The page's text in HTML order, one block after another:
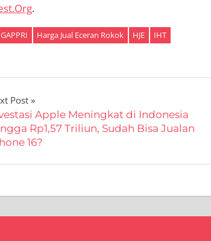
.
GAPPRI Harga Jual Eceran Rokok HJE
IHT
Post
Apple Meningkat di Indonesia
Rp1,57 Triliun, Sudah Bisa Jualan
16?